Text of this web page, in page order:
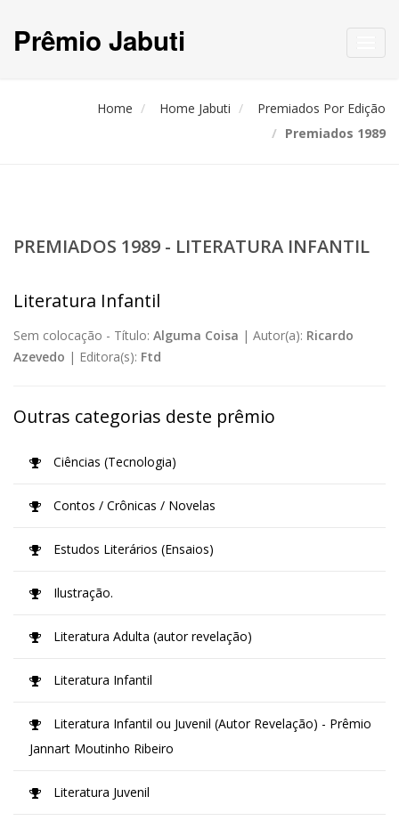
Prêmio Jabuti
Home Home Jabuti
Premiados Por Edição
Premiados 1989
PREMIADOS 1989 - LITERATURA INFANTIL
Literatura Infantil
Sem colocação - Título: Alguma Coisa | Autor(a): Ricardo
Azevedo | Editora(s): Ftd
Outras categorias deste prêmio
Ciências (Tecnologia)
Contos / Crônicas / Novelas
Estudos Literários (Ensaios)
Ilustração.
Literatura Adulta (autor revelação)
Literatura Infantil
Literatura Infantil ou Juvenil (Autor Revelação) - Prêmio
Jannart Moutinho Ribeiro
Literatura Juvenil